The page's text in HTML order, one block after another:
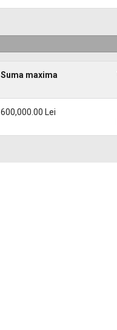
Suma maxima
600,000.00 Lei